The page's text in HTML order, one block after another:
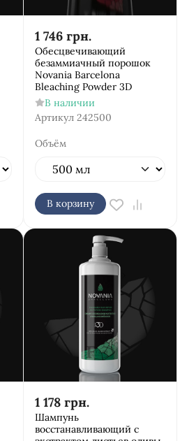
1 746 грн.
Обесцвечивающий
безаммиачный порошок
Novania Barcelona
Bleaching Powder 3D
В наличии
Артикул 242500
Объём
В корзину
1 178 грн.
Шампунь
восстанавливающий с